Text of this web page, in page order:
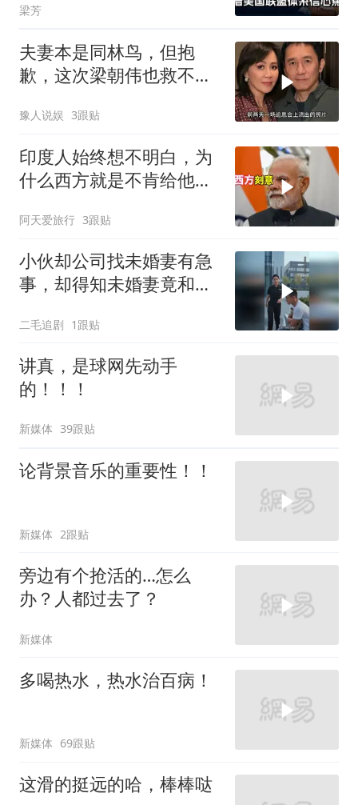
梁芳
夫妻本是同林鸟，但抱
歉，这次梁朝伟也救不了
豫人说娱 3跟贴
印度人始终想不明白，为
什么西方就是不肯给他们
阿天爱旅行 3跟贴
小伙却公司找未婚妻有急
事，却得知未婚妻竟和别
二毛追剧 1跟贴
讲真，是球网先动手
的！！！
新媒体 39跟贴
论背景音乐的重要性！！
新媒体 2跟贴
旁边有个抢活的…怎么
办？人都过去了？
新媒体
多喝热水，热水治百病！
新媒体 69跟贴
这滑的挺远的哈，棒棒哒